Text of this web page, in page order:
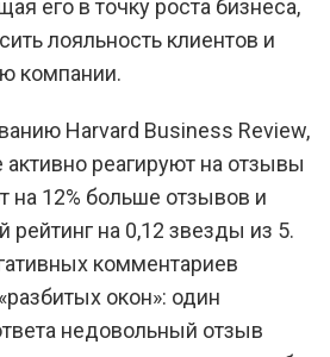
его в точку роста бизнеса,
лояльность клиентов и
компании.
Harvard Business Review,
реагируют на отзывы
на 12% больше отзывов и
на 0,12 звезды из 5.
комментариев
окон»: один
недовольный отзыв